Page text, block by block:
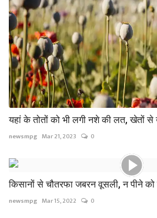
यहां के तोतों को भी लगी नशे की लत, खेतों से
newsmpg Mar 21, 2023 0
किसानों से चौतरफा जबरन वूसली, न पीने को
newsmpg Mar 15, 2022 0